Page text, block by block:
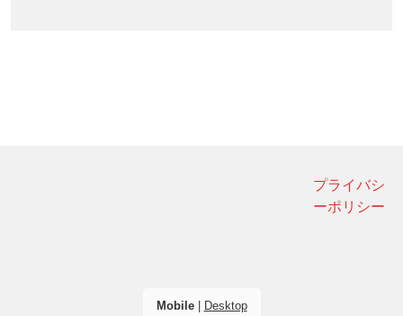
プライバシ
ーポリシー
Mobile| Desktop